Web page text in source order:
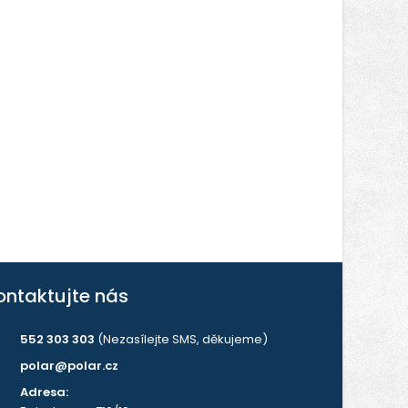
nás
552 303 303 (Nezasílejte SMS, děkujeme)
polar@polar.cz
Adresa: